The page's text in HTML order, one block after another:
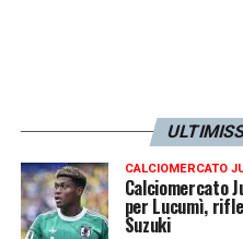
CALCIOMERCATO
Calciomercato
per Lucumì,
Suzuki